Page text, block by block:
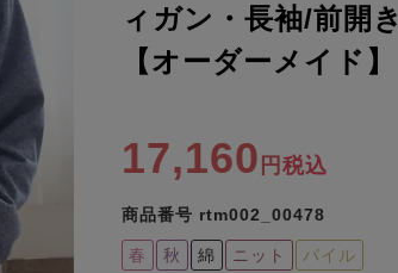
ィガン・長袖/前開
【オーダーメイド】
17,160 税込
商品番号 rtm002_00478
春 秋 綿 ニット パイル